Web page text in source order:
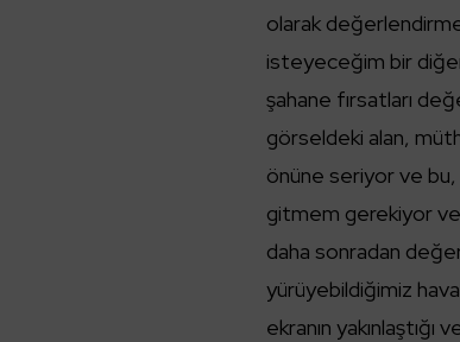
olarak
isteyeceğim bir
şahane fırsatları
görseldeki alan,
önüne seriyor ve bu,
gitmem gerekiyor ve
daha sonradan
yürüyebildiğimiz
ekranın